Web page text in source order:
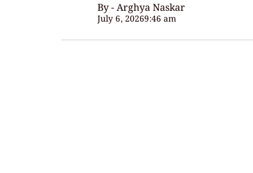
By - Arghya Naskar
July 6, 20269:46 am